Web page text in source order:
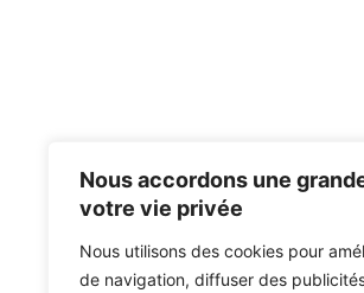
Nous accordons une
votre vie privée
Nous utilisons des cookies pour
de navigation, diffuser des